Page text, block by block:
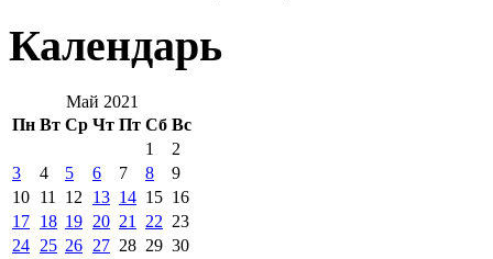
Календарь
Май 2021
Пн Вт Ср Чт Пт Сб Вс
1
2
3
4 5 6 7 8
9
10 11 12 13 14 15 16
17 18 19 20 21 22 23
24 25 26 27 28 29 30